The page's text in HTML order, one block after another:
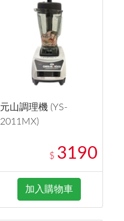
元山調理機 (YS-
2011MX)
$ 3190
加入購物車